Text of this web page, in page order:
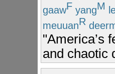
gaawF yangM
meuuanR
"America’s
and chaotic